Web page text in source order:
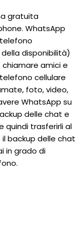
gratuita
WhatsApp
della disponibilità)
amici e
cellulare
foto, video,
WhatsApp su
delle chat e
quindi trasferirli al
backup delle chat
in grado di